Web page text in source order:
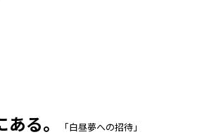
る。 「白昼夢への招待」